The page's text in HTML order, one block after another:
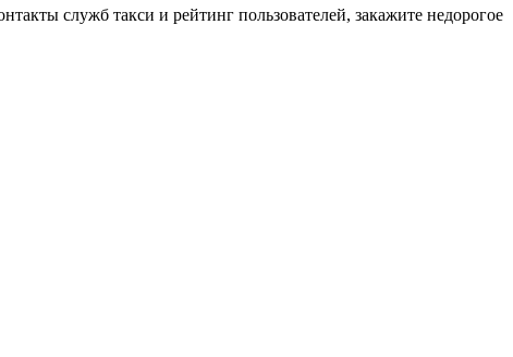
служб такси и рейтинг пользователей, закажите недорогое